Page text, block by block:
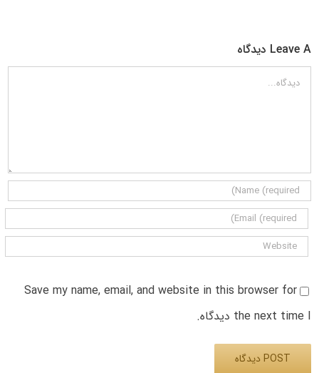
Leave A دیدگاه
دیدگاه
Save my name, email, and website in this browser for
the next time I دیدگاه.